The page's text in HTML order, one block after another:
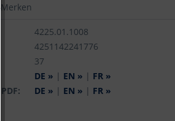
Merken
4225.01.1008
4251142241776
37
DE » | EN » | FR »
DE » | EN » | FR »